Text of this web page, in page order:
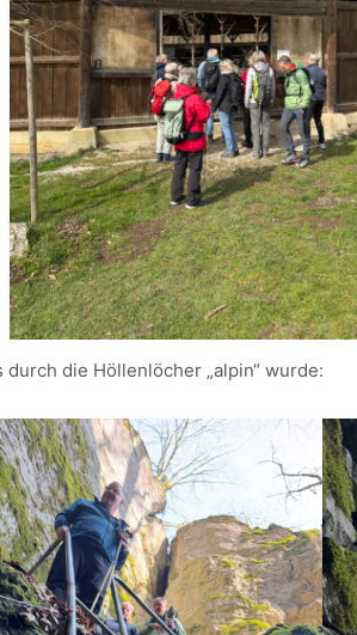
die Höllenlöcher „alpin“ wurde: